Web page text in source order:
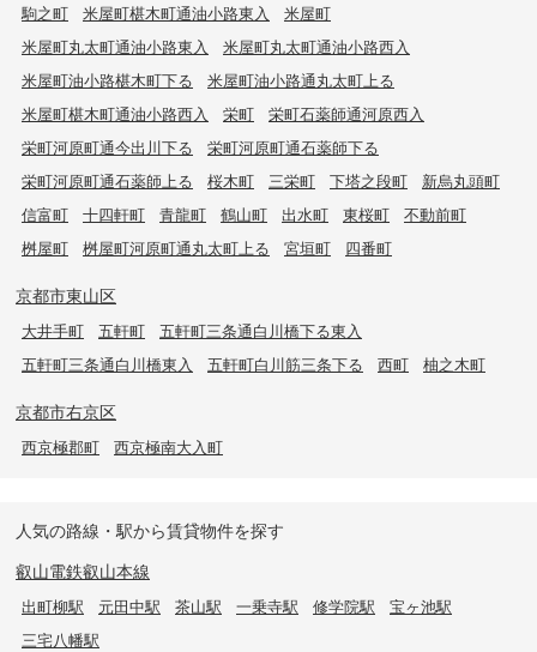
駒之町
米屋町椹木町通油小路東入
米屋町
米屋町丸太町通油小路東入
米屋町丸太町通油小路西入
米屋町油小路椹木町下る
米屋町油小路通丸太町上る
米屋町椹木町通油小路西入
栄町
栄町石薬師通河原西入
栄町河原町通今出川下る
栄町河原町通石薬師下る
栄町河原町通石薬師上る
桜木町 三栄町 下塔之段町
新烏丸頭町
信富町
十四軒町 青龍町 鶴山町 出水町 東桜町
不動前町
桝屋町
桝屋町河原町通丸太町上る 宮垣町 四番町
京都市東山区
大井手町 五軒町
五軒町三条通白川橋下る東入
五軒町三条通白川橋東入
五軒町白川筋三条下る 西町 柚之木町
京都市右京区
西京極郡町 西京極南大入町
人気の路線・駅から賃貸物件を探す
叡山電鉄叡山本線
出町柳駅 元田中駅 茶山駅 一乗寺駅 修学院駅
宝ヶ池駅
三宅八幡駅